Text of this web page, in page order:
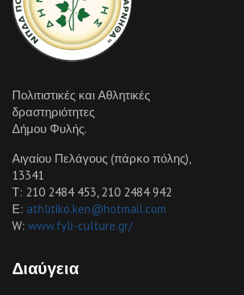
Πολιτιστικές και Αθλητικές
δραστηριότητες
Δήμου Φυλής.
Αιγαίου Πελάγους (πάρκο πόλης),
13341
Τ: 210 2484 453, 210 2484 942
Ε: athlitiko.ken@hotmail.com
W: www.fyli-culture.gr/
Διαύγεια